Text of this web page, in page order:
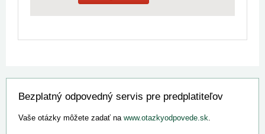
Bezplatný odpovedný servis pre predplatiteľov
Vaše otázky môžete zadať na www.otazkyodpovede.sk.